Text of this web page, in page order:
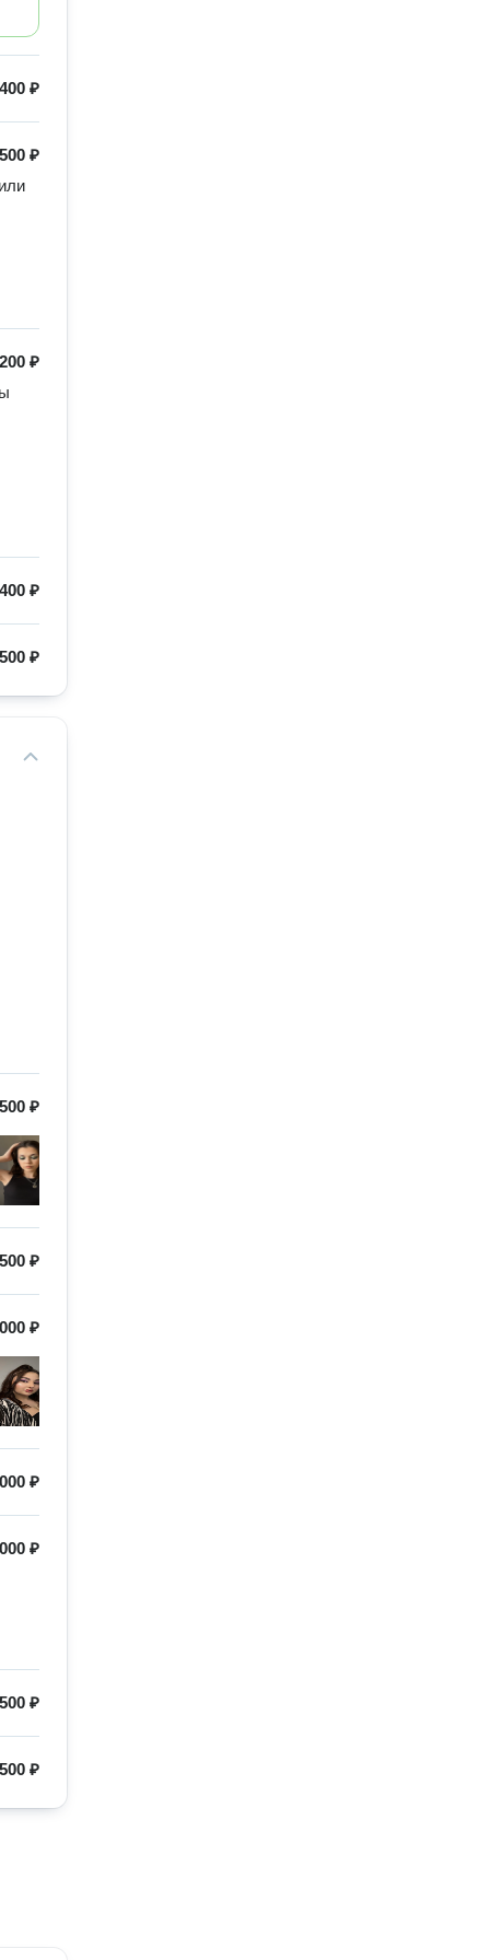
400 ₽
500 ₽
₽
400 ₽
500 ₽
₽
₽
₽
₽
₽
500 ₽
₽